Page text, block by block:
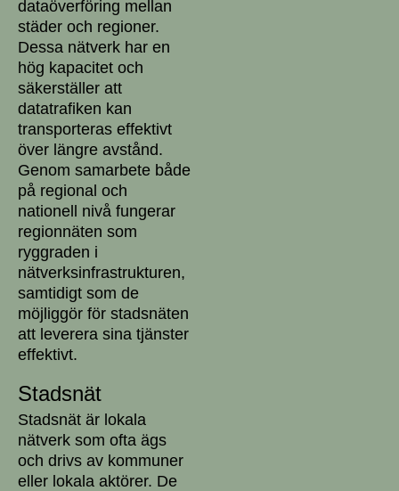
dataöverföring mellan
städer och regioner.
Dessa nätverk har en
hög kapacitet och
säkerställer att
datatrafiken kan
transporteras effektivt
över längre avstånd.
Genom samarbete både
på regional och
nationell nivå fungerar
regionnäten som
ryggraden i
nätverksinfrastrukturen,
samtidigt som de
möjliggör för stadsnäten
att leverera sina tjänster
effektivt.
Stadsnät
Stadsnät är lokala
nätverk som ofta ägs
och drivs av kommuner
eller lokala aktörer. De